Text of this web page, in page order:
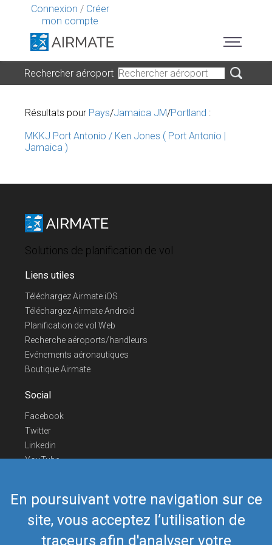
Connexion / Créer
mon compte
En poursuivant votre navigation sur ce
site, vous acceptez l’utilisation de
traceurs afin d'analyser votre
Rechercher aéroport
Résultats pour Pays/Jamaica JM/Portland :
MKKJ Port Antonio / Ken Jones ( Port Antonio |
Jamaica )
Solutions de planification de vol
Liens utiles
Téléchargez Airmate iOS
Téléchargez Airmate Android
Planification de vol Web
Recherche aéroports/handleurs
Evénements aéronautiques
Boutique Airmate
Social
Facebook
Twitter
Linkedin
YouTube
Nous contacter
Téléphone Europe+352 26441835
Téléphone US/Canada418-592-8862